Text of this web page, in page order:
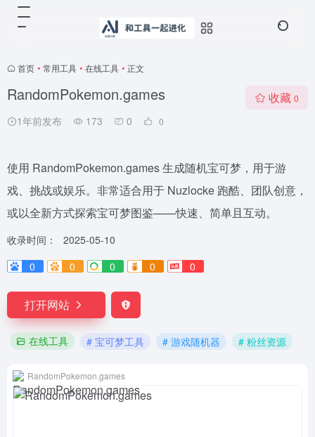
首页 • 常用工具 • 在线工具 • 正文
RandomPokemon.games
1年前发布 173 0 0
收藏 0
使用 RandomPokemon.games 生成随机宝可梦，用于游
戏、挑战或娱乐。非常适合用于 Nuzlocke 跑酷、团队创意，
或以全新方式探索宝可梦图鉴——快速、简单且互动。
收录时间：
2025-05-10
0
0 0 0 0
打开网站
在线工具 # 宝可梦工具 # 游戏随机器 # 粉丝资源
RandomPokemon.games